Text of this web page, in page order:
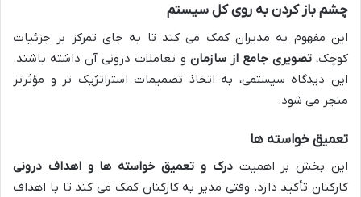
چشم باز کردن به روی کل سیستم
این مفهوم به مدیران کمک می کند تا به جای تمرکز بر جزئیات
کوچک،تصویری جامع از سازمان و تعاملات درونی آن داشته باشند.
این دیدگاه سیستمی، به اتخاذ تصمیمات استراتژیک تر و مؤثرتر
منجر می شود.
تعمیق خواسته ها
این بخش بر اهمیتدرک و تعمیق خواسته ها و اهداف درونی
کارکنان تأکید دارد. وقتی مدیر به کارکنان کمک می کند تا با اهداف